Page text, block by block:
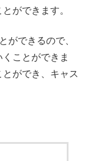
ができます。
ができるので、
ことができま
ができ、キャス